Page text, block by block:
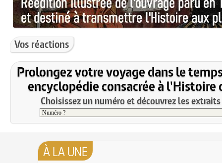
Vos réactions
Prolongez votre voyage dans le
encyclopédie consacrée à l'Histoire
Choisissez un numéro et découvrez les
À LA UNE